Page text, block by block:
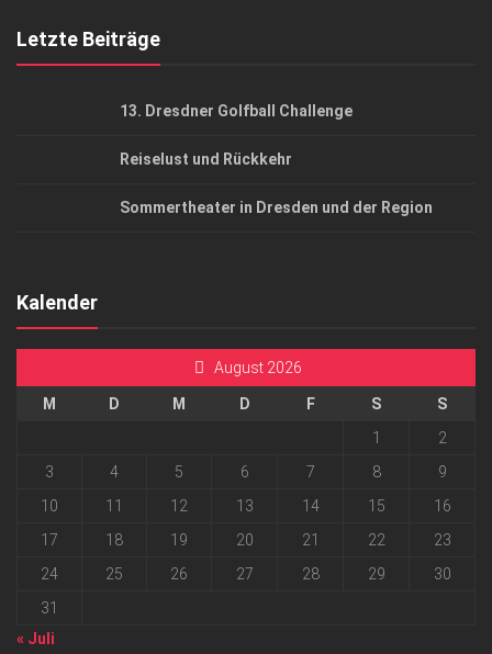
Letzte Beiträge
13. Dresdner Golfball Challenge
Reiselust und Rückkehr
Sommertheater in Dresden und der Region
Kalender
August 2026
M D M D F S
S
1
2
3
4 5 6 7 8
9
10
11 12 13 14 15
16
17
18 19 20 21 22
23
24
25 26 27 28 29
30
31
« Juli